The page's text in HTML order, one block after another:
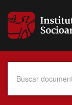
para
conteúdo